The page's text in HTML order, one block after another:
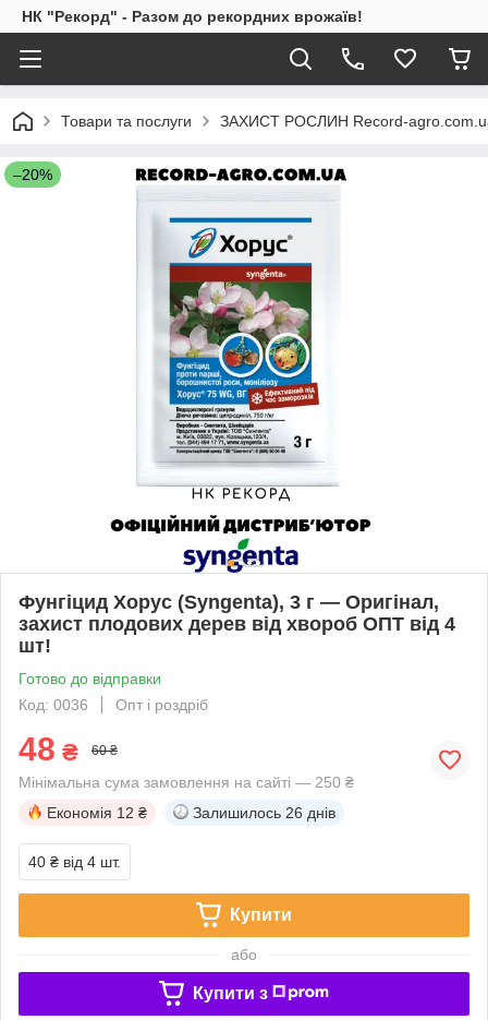
НК "Рекорд" - Разом до рекордних врожаїв!
Товари та послуги ЗАХИСТ РОСЛИН Record-
–20%
Фунгіцид Хорус (Syngenta), 3 г — Оригінал,
захист плодових дерев від хвороб ОПТ від 4
шт!
Готово до відправки
Код: 0036
Опт і роздріб
48 ₴ 60 ₴
Мінімальна сума замовлення на сайті — 250 ₴
Економія 12 ₴ Залишилось 26 днів
40 ₴ від 4 шт.
Купити
або
Купити з